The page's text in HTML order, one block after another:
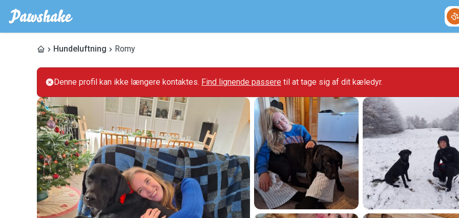
Hundeluftning Romy
Denne profil kan ikke længere kontaktes. Find lignende passere til at tage sig af dit kæledyr.